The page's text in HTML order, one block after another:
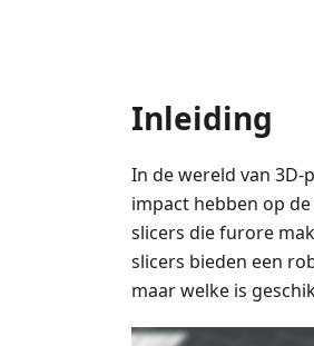
Inleiding
In de wereld van
impact hebben op
slicers die furore
slicers bieden een
maar welke is